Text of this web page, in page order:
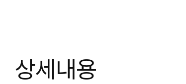
상세내용